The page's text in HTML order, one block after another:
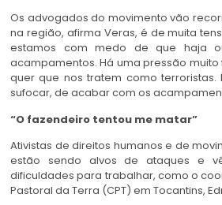
Os advogados do movimento vão
na região, afirma Veras, é de muita
estamos com medo de que haja
acampamentos. Há uma pressão
quer que nos tratem como terroristas.
sufocar, de acabar com os
“O fazendeiro tentou me matar”
Ativistas de direitos humanos e de
estão sendo alvos de ataques e
dificuldades para trabalhar, como o
Pastoral da Terra (CPT) em Tocantins,